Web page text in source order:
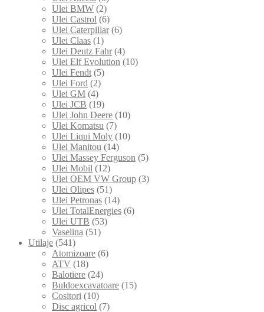
Ulei BMW (2)
Ulei Castrol (6)
Ulei Caterpillar (6)
Ulei Claas (1)
Ulei Deutz Fahr (4)
Ulei Elf Evolution (10)
Ulei Fendt (5)
Ulei Ford (2)
Ulei GM (4)
Ulei JCB (19)
Ulei John Deere (10)
Ulei Komatsu (7)
Ulei Liqui Moly (10)
Ulei Manitou (14)
Ulei Massey Ferguson (5)
Ulei Mobil (12)
Ulei OEM VW Group (3)
Ulei Olipes (51)
Ulei Petronas (14)
Ulei TotalEnergies (6)
Ulei UTB (53)
Vaselina (51)
Utilaje (541)
Atomizoare (6)
ATV (18)
Balotiere (24)
Buldoexcavatoare (15)
Cositori (10)
Disc agricol (7)